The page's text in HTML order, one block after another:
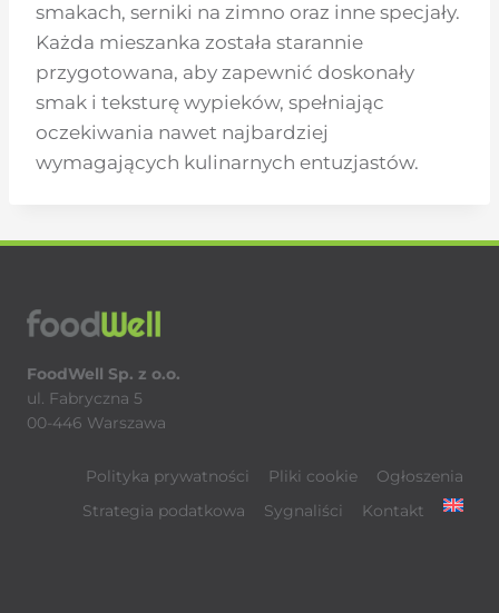
smakach, serniki na zimno oraz inne specjały.
Każda mieszanka została starannie
przygotowana, aby zapewnić doskonały
smak i teksturę wypieków, spełniając
oczekiwania nawet najbardziej
wymagających kulinarnych entuzjastów.
FoodWell Sp. z o.o.
ul. Fabryczna 5
00-446 Warszawa
Polityka prywatności Pliki cookie
Ogłoszenia
Strategia podatkowa
Sygnaliści Kontakt